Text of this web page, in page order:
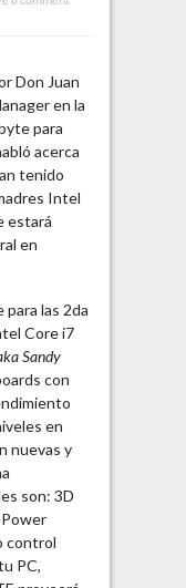
Don Juan
en la
para
acerca
tenido
Intel
estará
en
las 2da
Core i7
Sandy
con
en
nuevas y
son: 3D
control
PC,